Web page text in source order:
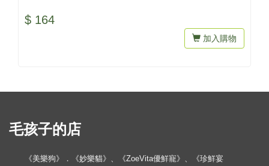
$ 164
加入購物
毛孩子的店
《美樂狗》．《妙樂貓》、《ZoeVita優鮮寵》、《珍鮮宴